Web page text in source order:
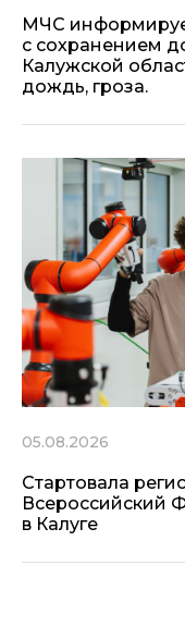
МЧС
с сохранением
Калужской
дождь, гроза.
05.08.2026
Стартовала
Всероссийский
в Калуге